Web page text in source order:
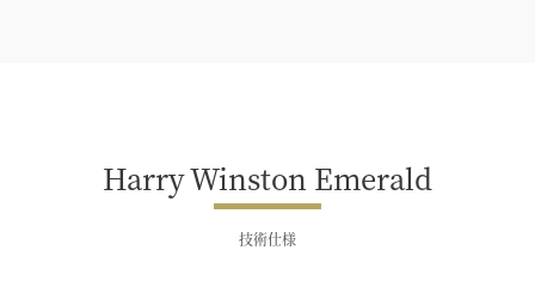
Harry Winston Emerald
技術仕様